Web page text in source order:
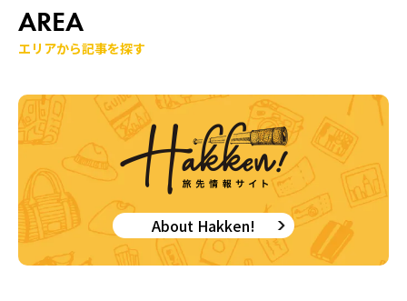
AREA
エリアから記事を探す
About Hakken!